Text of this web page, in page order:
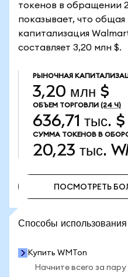
токенов в обращении
показывает, что
капитализация
составляет 3,20 млн $.
РЫНОЧНАЯ
3,20 млн $
ОБЪЕМ ТОРГОВЛИ (24 Ч)
636,71 тыс. $
СУММА ТОКЕНОВ В
20,23 тыс.
ПОСМОТРЕТЬ
Способы
Купить WMTon
Начните всего за